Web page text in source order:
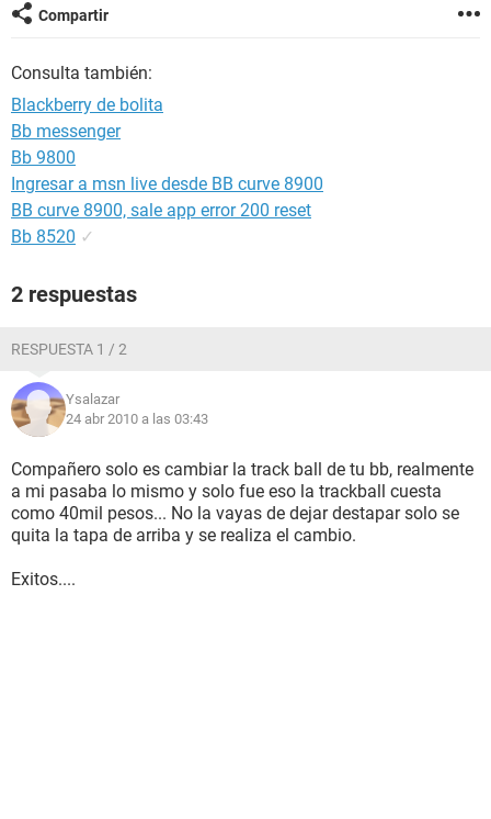
Compartir
Consulta también:
Blackberry de bolita
Bb messenger
Bb 9800
Ingresar a msn live desde BB curve 8900
BB curve 8900, sale app error 200 reset
Bb 8520 ✓
2 respuestas
RESPUESTA 1 / 2
Ysalazar
24 abr 2010 a las 03:43
Compañero solo es cambiar la track ball de tu bb, realmente
a mi pasaba lo mismo y solo fue eso la trackball cuesta
como 40mil pesos... No la vayas de dejar destapar solo se
quita la tapa de arriba y se realiza el cambio.
Exitos....